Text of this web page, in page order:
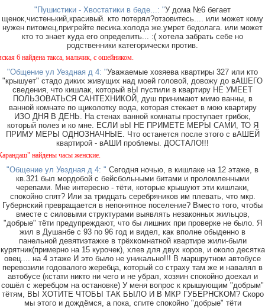
"Пушистики - Хвостатики в беде...: "У дома №6 бегает
щенок,чистенький,красивый. кто потерял?отзовитесь.... или может кому
нужен питомец,пригрейте песика.холода же.умрет бедолага. или может
кто то знает куда его определить... :( хотела забрать себе но
родственники категорически против.
найдена такса, мальчик, с ошейником.
"Общение ул Уездная д 4: "Уважаемые хозяева квартиры 327 или кто
"крышует" стадо диких живущих над моей головой, довожу до вАШЕГО
сведения, что кишлак, который вЫ пустили в квартиру НЕ УМЕЕТ
ПОЛЬЗОВАТЬСЯ САНТЕХНИКОЙ, душ принимают мимо ванны, в
ванной комнате по щиколотку вода, которая стекает в мою квартиру
ИЗО ДНЯ В ДЕНЬ. На стенах ванной комнаты проступает грибок,
который полез и ко мне. ЕСЛИ вЫ НЕ ПРИМЕТЕ МЕРЫ САМИ, ТО Я
ПРИМУ МЕРЫ ОДНОЗНАЧНЫЕ. Что останется после этого с вАШЕЙ
квартирой - вАШИ проблемы. ДОСТАЛО!!!
найдены часы женские.
"Общение ул Уездная д 4: " Сегодня ночью, в кишлаке на 12 этаже, в
кв.321 был мордобой с бейсбольными битами и проломленными
черепами. Мне интересно - тёти, которые крышуют эти кишлаки,
спокойно спят? Или за тридцать серебряников им плевать, что мкр.
Губернский превращается в непонятное поселение? Вместо того, чтобы
вместе с силовыми структурами выявлять незаконных жильцов,
"добрые" тёти предупреждают, что бы лишних при проверке не было. Я
жил в Душанбе с 93 по 96 год и видел, как вполне обыденно в
панельной девятиэтажке в трёхкомнатной квартире жили-были
курятник(примерно на 15 курочек), хлев для двух коров, и около десятка
овец.... на 4 этаже И это было не уникально!!! В маршрутном автобусе
перевозили годовалого жеребца, который со страху там же и навалял в
автобусе (кстати никто ни чего и не убрал, хозяин спокойно доехал и
сошёл с жеребцом на остановке) У меня вопрос к крышующим "добрым"
тётям, ВЫ ХОТИТЕ ЧТОБЫ ТАК БЫЛО И В МКР ГУБЕРНСКОМ? Скоро
мы этого и дождёмся, а пока, спите спокойно "добрые" тёти